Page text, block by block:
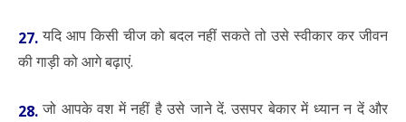
27.यदि आप किसी चीज को बदल नहीं सकते तो उसे स्वीकार कर जीवन
की गाड़ी को आगे बढ़ाएं.
28. जो आपके वश में नहीं है उसे जाने दें. उसपर बेकार में ध्यान न दें और